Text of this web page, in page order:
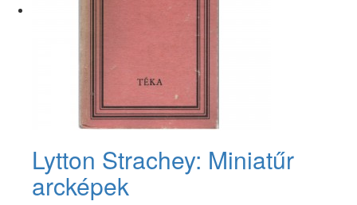
Lytton Strachey: Miniatűr
arcképek